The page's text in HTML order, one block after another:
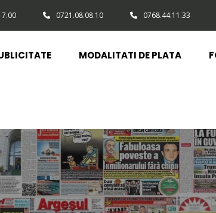
0721.08.08.10 0768.44.11.33
MODALITATI DE PLATA